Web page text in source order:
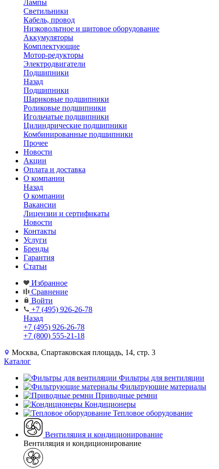
Лампы
Светильники
Кабель, провод
Низковольтное и щитовое оборудование
Аккумуляторы
Комплектующие
Мотор-редукторы
Электродвигатели
Подшипники
Назад
Подшипники
Шариковые подшипники
Роликовые подшипники
Игольчатые подшипники
Цилиндрические подшипники
Комбинированные подшипники
Прочее
Новости
Акции
Оплата и доставка
О компании
Назад
О компании
Вакансии
Лицензии и сертификаты
Новости
Контакты
Услуги
Бренды
Гарантия
Статьи
Избранное
Сравнение
Войти
+7 (495) 926-26-78
Назад
+7 (495) 926-26-78
+7 (800) 555-21-18
Москва, Спартаковская площадь, 14, стр. 3
Каталог
Фильтры для вентиляции
Фильтрующие материалы
Приводные ремни
Кондиционеры
Тепловое оборудование
Вентиляция и кондиционирование
Вентиляция и кондиционирование